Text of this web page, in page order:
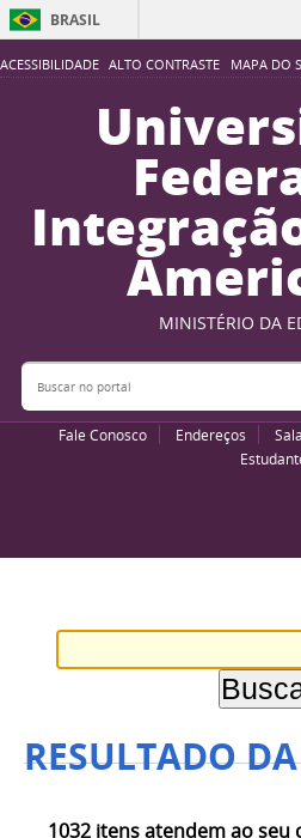
ACESSIBILIDADE ALTO CONTRASTE MAPA DO
BRASIL
MINISTÉRIO DA
Buscar no portal
Fale Conosco Endereços
RESULTADO
1032 itens atendem ao seu